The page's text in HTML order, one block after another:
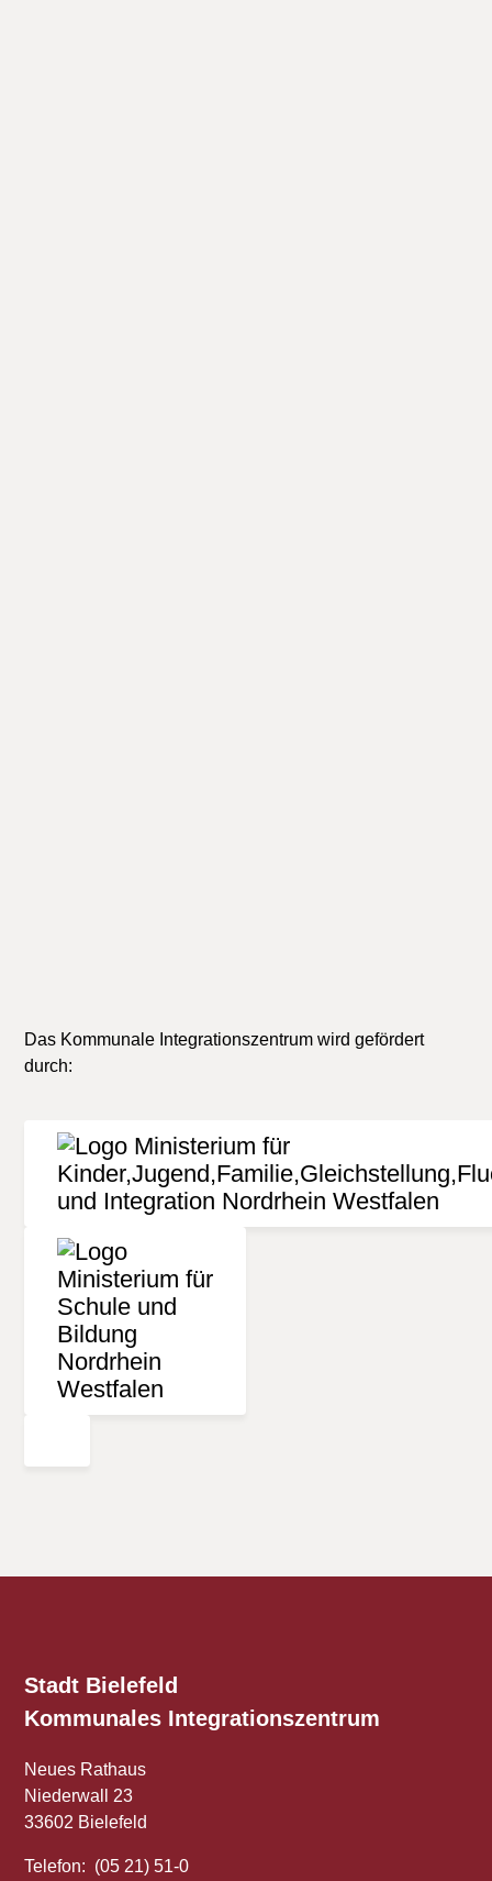
Das Kommunale Integrationszentrum wird gefördert
durch:
Stadt Bielefeld
Kommunales Integrationszentrum
Neues Rathaus
Niederwall 23
33602 Bielefeld
Telefon: (05 21) 51-0